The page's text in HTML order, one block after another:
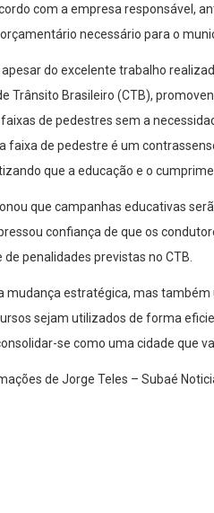
com a empresa responsável,
necessário para o
do excelente trabalho
Trânsito Brasileiro (CTB),
de pedestres sem a
faixa de pedestre é um
que a educação e o
que campanhas educativas
confiança de que os
penalidades previstas no CTB.
mudança estratégica, mas
sejam utilizados de forma
se como uma cidade que
de Jorge Teles – Subaé